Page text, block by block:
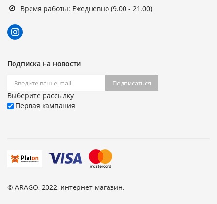
Время работы: Ежедневно (9.00 - 21.00)
Подписка на новости
Подписаться
Выберите рассылку
Первая кампания
© ARAGO, 2022, интернет-магазин.